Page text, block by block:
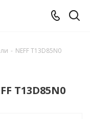
- NEFF T13D85N0
T13D85N0